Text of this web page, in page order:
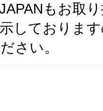
もお取
しておりま
さい。